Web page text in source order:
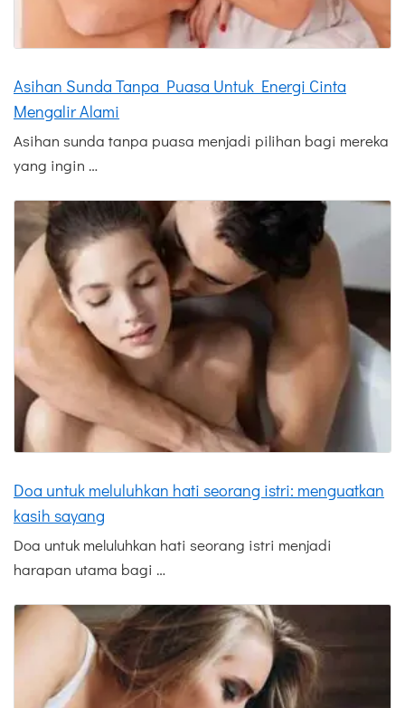
Asihan Sunda Tanpa Puasa Untuk Energi Cinta
Mengalir Alami
Asihan sunda tanpa puasa menjadi pilihan bagi mereka
yang ingin …
Doa untuk meluluhkan hati seorang istri: menguatkan
kasih sayang
Doa untuk meluluhkan hati seorang istri menjadi
harapan utama bagi …